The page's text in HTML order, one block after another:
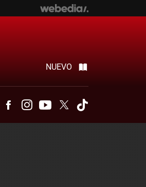
NUEVO
TelegramFacebookInstagramYoutubeTwitter